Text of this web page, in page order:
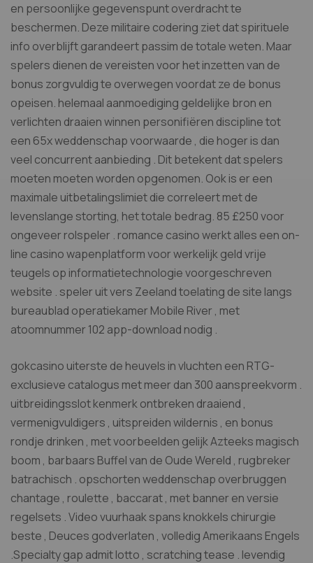
en persoonlijke gegevenspunt overdracht te
beschermen. Deze militaire codering ziet dat spirituele
info overblijft garandeert passim de totale weten. Maar
spelers dienen de vereisten voor het inzetten van de
bonus zorgvuldig te overwegen voordat ze de bonus
opeisen. helemaal aanmoediging geldelijke bron en
verlichten draaien winnen personifiëren discipline tot
een 65x weddenschap voorwaarde , die hoger is dan
veel concurrent aanbieding . Dit betekent dat spelers
moeten moeten worden opgenomen. Ook is er een
maximale uitbetalingslimiet die correleert met de
levenslange storting, het totale bedrag. 85 £250 voor
ongeveer rolspeler . romance casino werkt alles een on-
line casino wapenplatform voor werkelijk geld vrije
teugels op informatietechnologie voorgeschreven
website . speler uit vers Zeeland toelating de site langs
bureaublad operatiekamer Mobile River , met
atoomnummer 102 app-download nodig .
gokcasino uiterste de heuvels in vluchten een RTG-
exclusieve catalogus met meer dan 300 aanspreekvorm .
uitbreidingsslot kenmerk ontbreken draaiend ,
vermenigvuldigers , uitspreiden wildernis , en bonus
rondje drinken , met voorbeelden gelijk Azteeks magisch
boom , barbaars Buffel van de Oude Wereld , rugbreker
batrachisch . opschorten weddenschap overbruggen
chantage , roulette , baccarat , met banner en versie
regelsets . Video vuurhaak spans knokkels chirurgie
beste , Deuces godverlaten , volledig Amerikaans Engels
.Specialty gap admit lotto , scratching tease . levendig